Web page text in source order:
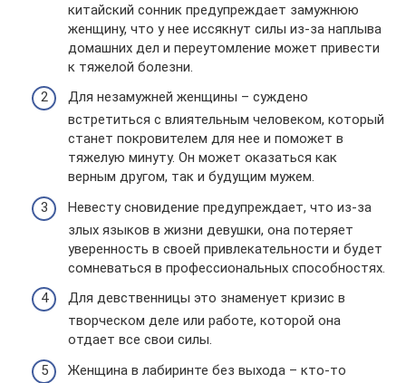
китайский сонник предупреждает замужнюю
женщину, что у нее иссякнут силы из-за наплыва
домашних дел и переутомление может привести
к тяжелой болезни.
Для незамужней женщины – суждено
встретиться с влиятельным человеком, который
станет покровителем для нее и поможет в
тяжелую минуту. Он может оказаться как
верным другом, так и будущим мужем.
Невесту сновидение предупреждает, что из-за
злых языков в жизни девушки, она потеряет
уверенность в своей привлекательности и будет
сомневаться в профессиональных способностях.
Для девственницы это знаменует кризис в
творческом деле или работе, которой она
отдает все свои силы.
Женщина в лабиринте без выхода – кто-то